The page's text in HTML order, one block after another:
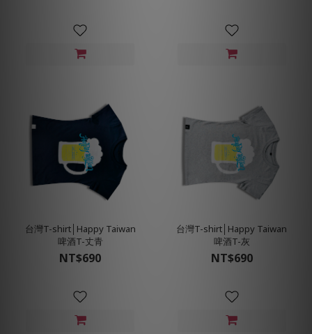
台灣T-shirt│Happy Taiwan
啤酒T-丈青
NT$690
台灣T-shirt│Happy Taiwan
啤酒T-灰
NT$690